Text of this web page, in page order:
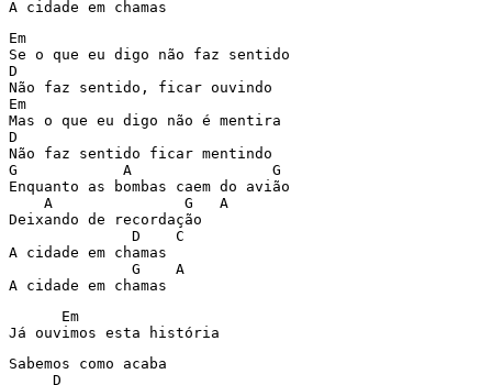
Em
Se o que eu digo não faz sentido
D
Não faz sentido, ficar ouvindo
Em
Mas o que eu digo não é mentira
D
Não faz sentido ficar mentindo
G            A                G
Enquanto as bombas caem do avião
    A               G   A
Deixando de recordação
              D    C
A cidade em chamas
              G    A
      Em
Já ouvimos esta história
Sabemos como acaba
     D